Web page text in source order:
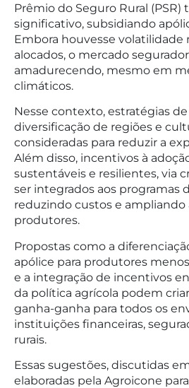
Prêmio do Seguro Rural
significativo, subsidiando
Embora houvesse volatilidade
alocados, o mercado
amadurecendo, mesmo em
climáticos.
Nesse contexto, estratégias
diversificação de regiões e
consideradas para reduzir a
Além disso, incentivos à
sustentáveis e resilientes, via
ser integrados aos programas
reduzindo custos e ampliando
produtores.
Propostas como a
apólice para produtores
e a integração de incentivos
da política agrícola podem
ganha-ganha para todos os
instituições financeiras,
rurais.
Essas sugestões, discutidas
elaboradas pela Agroicone